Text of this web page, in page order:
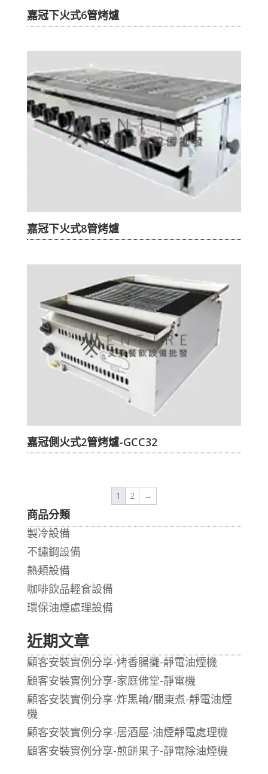
嘉冠下火式6管烤爐
嘉冠下火式8管烤爐
嘉冠側火式2管烤爐-GCC32
1 2 →
商品分類
製冷設備
不鏽鋼設備
熱類設備
咖啡飲品輕食設備
環保油煙處理設備
近期文章
顧客安裝實例分享-烤香腸攤-靜電油煙機
顧客安裝實例分享-家庭佛堂-靜電機
顧客安裝實例分享-炸黑輪/關東煮-靜電油煙
機
顧客安裝實例分享-居酒屋-油煙靜電處理機
顧客安裝實例分享-煎餅果子-靜電除油煙機